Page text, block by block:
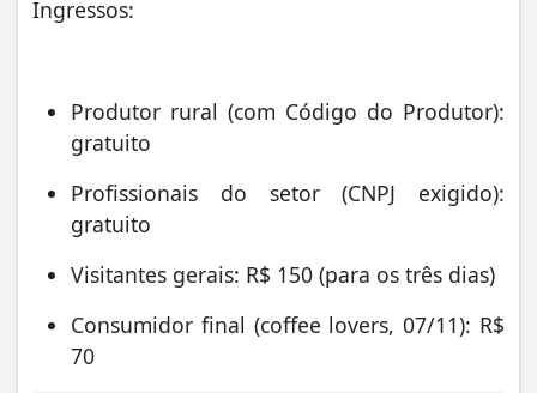
Ingressos:
Produtor rural (com Código do Produtor):
gratuito
Profissionais do setor (CNPJ exigido):
gratuito
Visitantes gerais: R$ 150 (para os três dias)
Consumidor final (coffee lovers, 07/11): R$
70